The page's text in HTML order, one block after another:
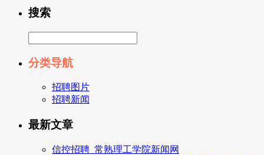
搜索
分类导航
招聘图片
招聘新闻
最新文章
信控招聘_常熟理工学院新闻网